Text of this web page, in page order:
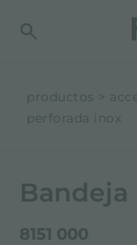
productos
perforada inox
8151 000